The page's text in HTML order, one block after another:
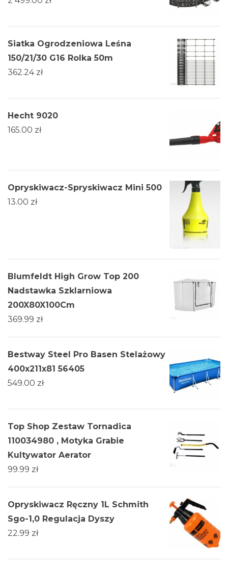
Siatka Ogrodzeniowa Leśna
150/21/30 G16 Rolka 50m
362.24 zł
Hecht 9020
165.00 zł
Opryskiwacz-Spryskiwacz Mini 500
13.00 zł
Blumfeldt High Grow Top 200
Nadstawka Szklarniowa
200X80X100Cm
369.99 zł
Bestway Steel Pro Basen Stelażowy
400x211x81 56405
549.00 zł
Top Shop Zestaw Tornadica
110034980 , Motyka Grabie
Kultywator Aerator
99.99 zł
Opryskiwacz Ręczny 1L Schmith
Sgo-1,0 Regulacja Dyszy
22.99 zł